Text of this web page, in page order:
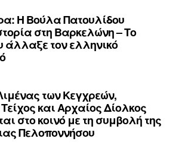
Η Βούλα Πατουλίδου
στη Βαρκελώνη – Το
άλλαξε τον ελληνικό
των Κεγχρεών,
και Aρχαίος Δίολκος
στο κοινό με τη συμβολή της
Πελοποννήσου